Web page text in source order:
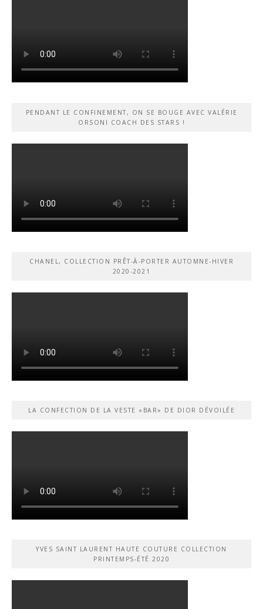
PENDANT LE CONFINEMENT, ON SE BOUGE AVEC VALÉRIE
ORSONI COACH DES STARS !
CHANEL, COLLECTION PRÊT-À-PORTER AUTOMNE-HIVER
2020-2021
LA CONFECTION DE LA VESTE «BAR» DE DIOR DÉVOILÉE
YVES SAINT LAURENT HAUTE COUTURE COLLECTION
PRINTEMPS-ÉTÉ 2020